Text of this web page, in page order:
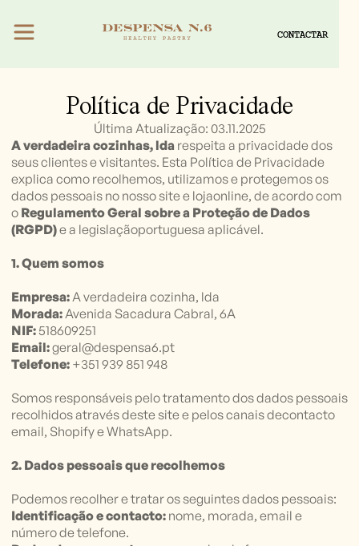
CONTACTAR
Política de Privacidade
Última Atualização: 03.11.2025
A verdadeira cozinhas, lda respeita a privacidade dos
seus clientes e visitantes. Esta Política de Privacidade
explica como recolhemos, utilizamos e protegemos os
dados pessoais no nosso site e lojaonline, de acordo com
o Regulamento Geral sobre a Proteção de Dados
(RGPD)e a legislaçãoportuguesa aplicável.
1. Quem somos
Empresa:A verdadeira cozinha, lda
Morada:Avenida Sacadura Cabral, 6A
NIF: 518609251
Email:geral@despensa6.pt
Telefone: +351 939 851 948
Somos responsáveis pelo tratamento dos dados pessoais
recolhidos através deste site e pelos canais decontacto
email, Shopify e WhatsApp.
2. Dados pessoais que recolhemos
Podemos recolher e tratar os seguintes dados pessoais:
Identificação e contacto: nome, morada, email e
número de telefone.